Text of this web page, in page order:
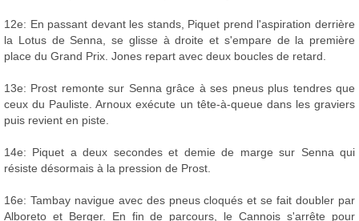
12e: En passant devant les stands, Piquet prend l'aspiration derrière
la Lotus de Senna, se glisse à droite et s'empare de la première
place du Grand Prix. Jones repart avec deux boucles de retard.
13e: Prost remonte sur Senna grâce à ses pneus plus tendres que
ceux du Pauliste. Arnoux exécute un tête-à-queue dans les graviers
puis revient en piste.
14e: Piquet a deux secondes et demie de marge sur Senna qui
résiste désormais à la pression de Prost.
16e: Tambay navigue avec des pneus cloqués et se fait doubler par
Alboreto et Berger. En fin de parcours, le Cannois s'arrête pour